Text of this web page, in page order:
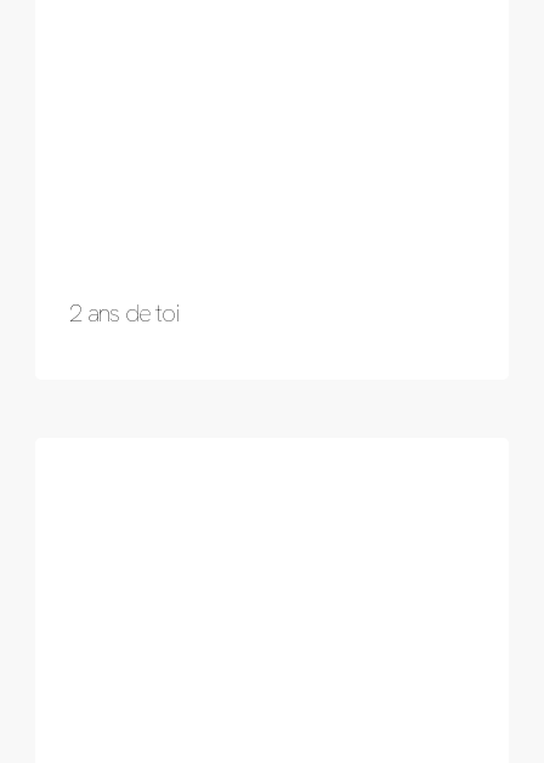
2 ans de toi